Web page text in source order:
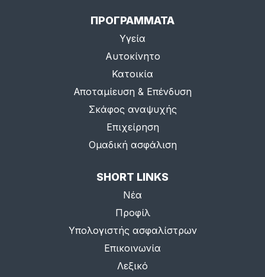
ΠΡΟΓΡΑΜΜΑΤΑ
Υγεία
Αυτοκίνητο
Κατοικία
Αποταμίευση & Επένδυση
Σκάφος αναψυχής
Επιχείρηση
Ομαδική ασφάλιση
SHORT LINKS
Νέα
Προφίλ
Υπολογιστής ασφαλίστρων
Επικοινωνία
Λεξικό